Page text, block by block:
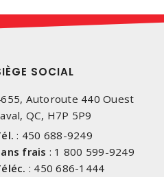
SOCIAL
Autoroute 440 Ouest
QC, H7P 5P9
: 450 688-9249
frais : 1 800 599-9249
: 450 686-1444